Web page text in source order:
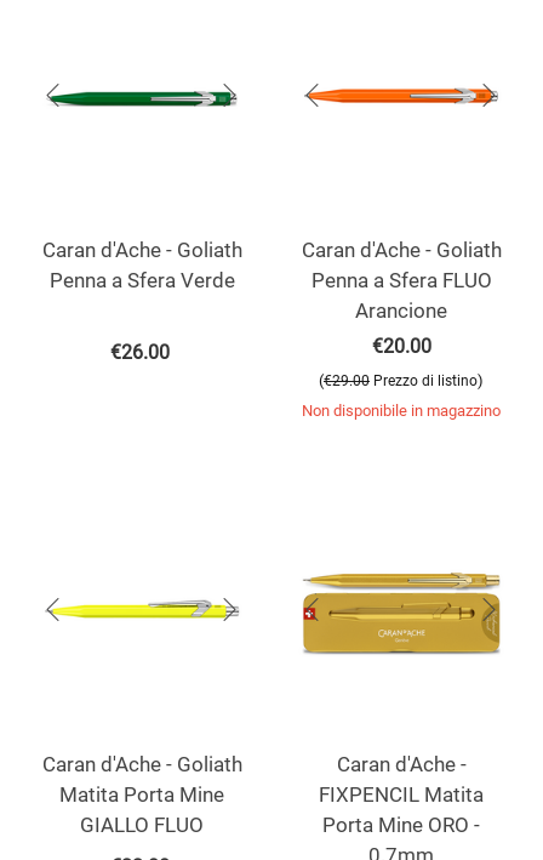
Caran d'Ache - Goliath
Penna a Sfera Verde
€26.00
Caran d'Ache - Goliath
Penna a Sfera FLUO
Arancione
€20.00
(€29.00 Prezzo di listino)
Non disponibile in magazzino
Caran d'Ache - Goliath
Matita Porta Mine
GIALLO FLUO
Caran d'Ache -
FIXPENCIL Matita
Porta Mine ORO -
0.7mm